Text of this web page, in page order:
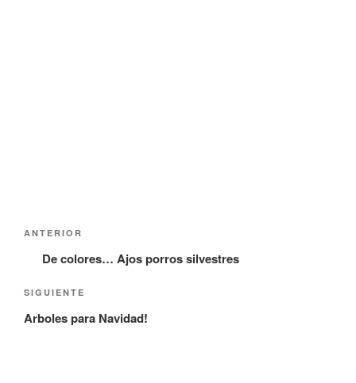
entradas
Entrada
anterior:
ANTERIOR
De colores… Ajos porros silvestres
Siguiente
entrada
SIGUIENTE
Arboles para Navidad!